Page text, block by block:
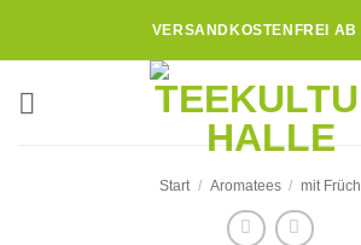
VERSANDKOSTENFREI AB
Start / Aromatees / mit